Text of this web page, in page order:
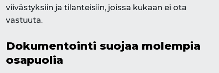
viivästyksiin ja tilanteisiin, joissa kukaan ei ota
vastuuta.
Dokumentointi suojaa molempia
osapuolia